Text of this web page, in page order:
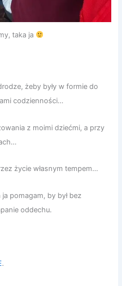
taka ja
żeby były w formie do
codzienności…
z moimi dziećmi, a przy
życie własnym tempem…
pomagam, by był bez
oddechu.
.